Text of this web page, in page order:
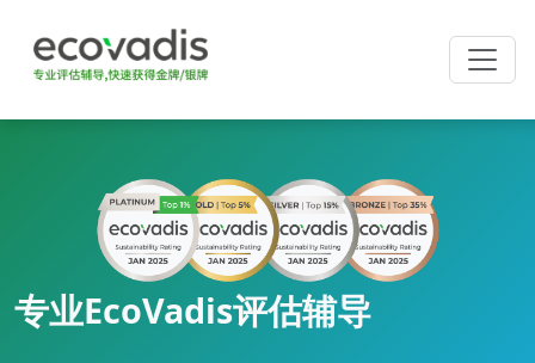
专业EcoVadis评估辅导